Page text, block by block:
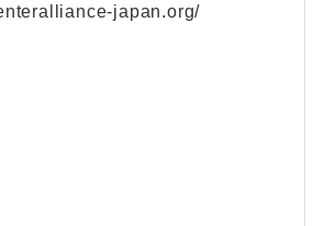
japan.org/